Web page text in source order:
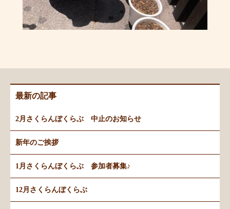
最新の記事
2月さくらんぼくらぶ 中止のお知らせ
新年のご挨拶
1月さくらんぼくらぶ 参加者募集♪
12月さくらんぼくらぶ